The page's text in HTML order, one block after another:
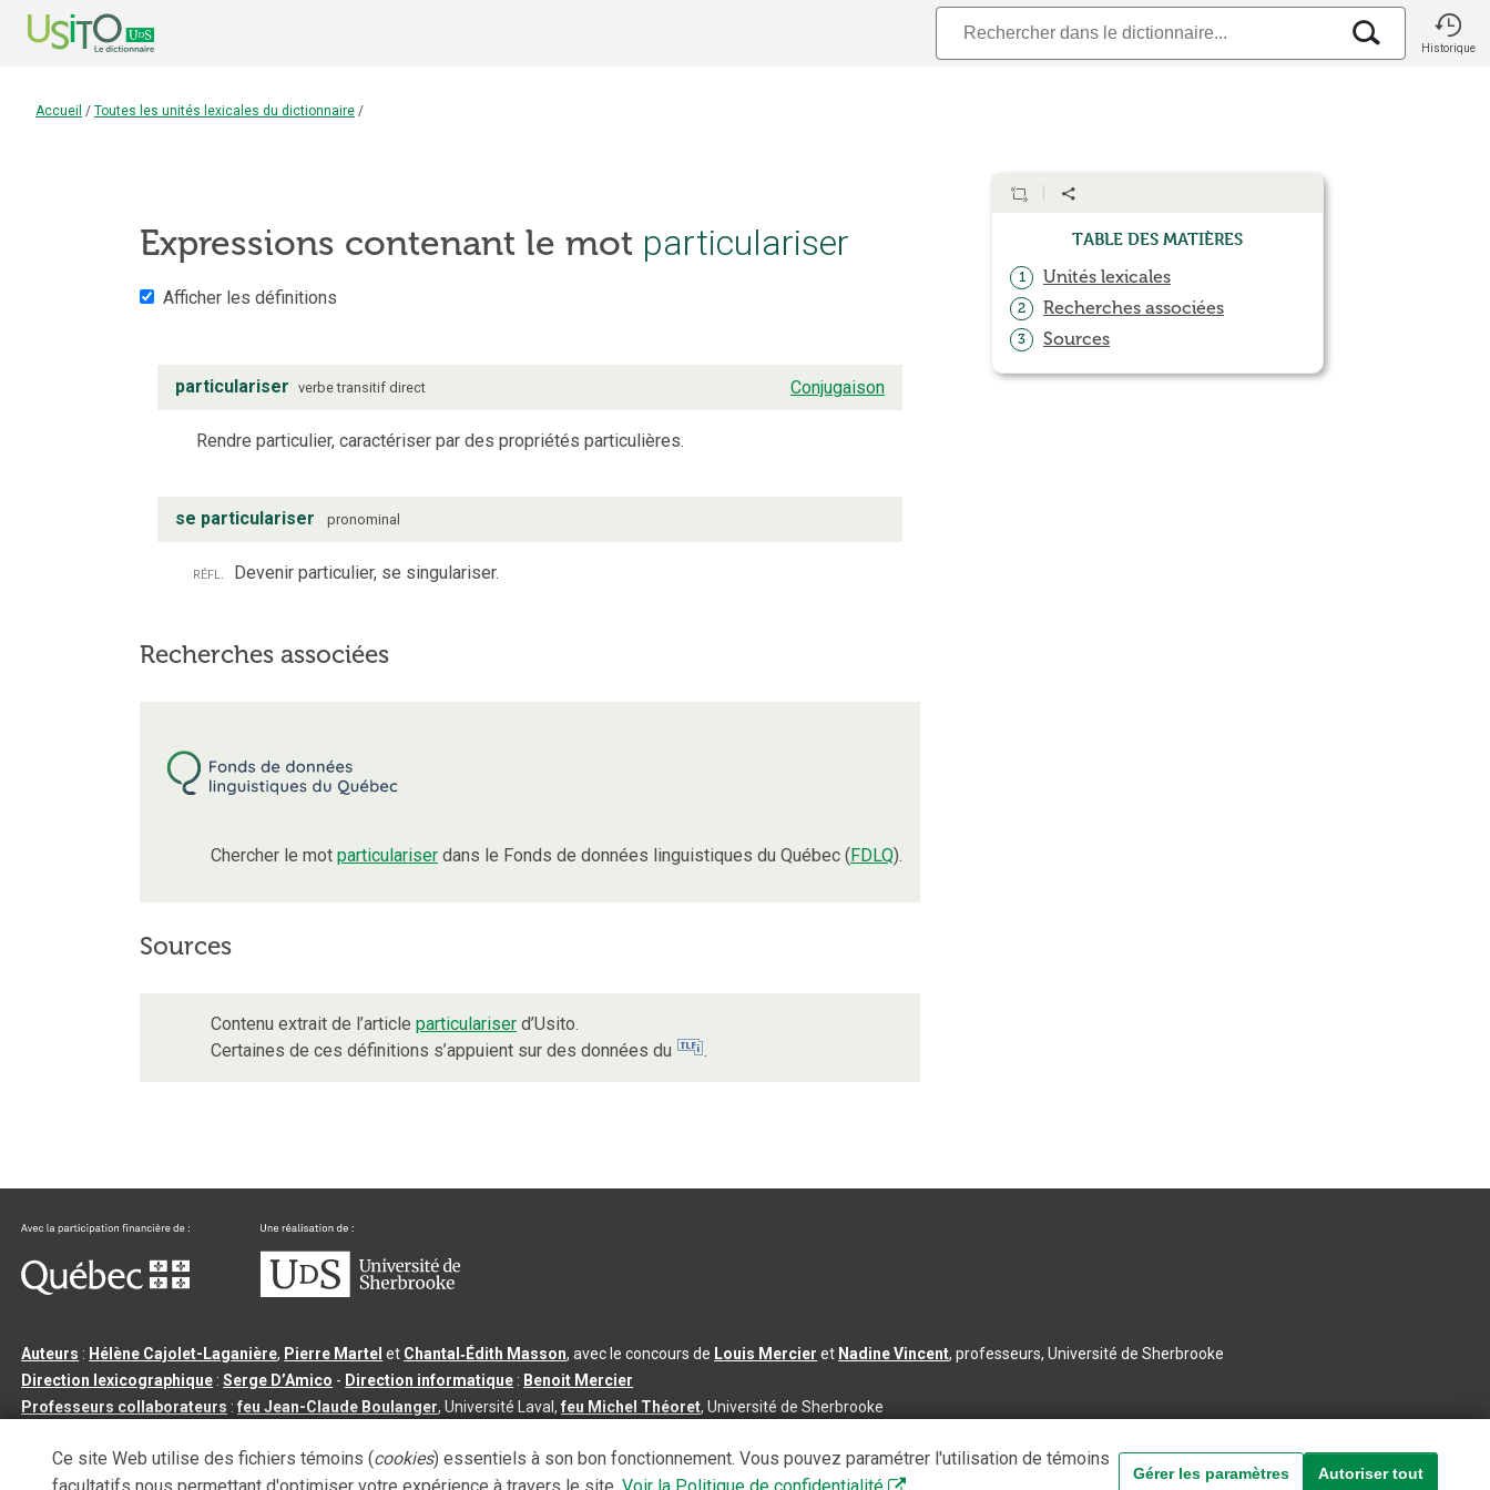
Historique
Accueil / Toutes les unités lexicales du dictionnaire /
Expressions contenant le mot particulariser
Afficher les définitions
particulariser verbe transitif direct Conjugaison
Rendre particulier, caractériser par des propriétés particulières.
se particulariser pronominal
réfl. Devenir particulier, se singulariser.
Recherches associées
Chercher le mot particulariser dans le Fonds de données linguistiques du Québec (FDLQ).
Sources
Contenu extrait de l’article particulariser d’Usito.
Certaines de ces définitions s’appuient sur des données du
.
Table des matières
1 Unités lexicales
2 Recherches associées
3 Sources
Auteurs : Hélène Cajolet-Laganière, Pierre Martel et Chantal‑Édith Masson, avec le concours de Louis Mercier et Nadine Vincent, professeurs, Université de Sherbrooke
Direction lexicographique :Serge D’Amico - Direction informatique : Benoit Mercier
Professeurs collaborateurs :feu Jean-Claude Boulanger, Université Laval,feu Michel Théoret, Université de Sherbrooke
Tous droits réservés©Université de Sherbrooke |3.2.2- Dernière mise à jour du contenu :2026-08-03
Ce site Web utilise des fichiers témoins (cookies) essentiels à son bon fonctionnement. Vous pouvez paramétrer l'utilisation de témoins
Gérer les paramètres Autoriser tout